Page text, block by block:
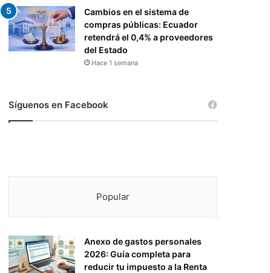
Cambios en el sistema de
compras públicas: Ecuador
retendrá el 0,4% a proveedores
del Estado
Hace 1 semana
Síguenos en Facebook
Popular
Anexo de gastos personales
2026: Guía completa para
reducir tu impuesto a la Renta